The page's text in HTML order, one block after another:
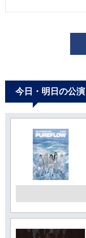
今日・明日の公演